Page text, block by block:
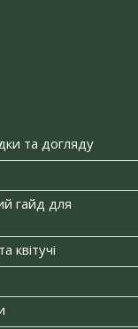
та догляду
гайд для
квітучі